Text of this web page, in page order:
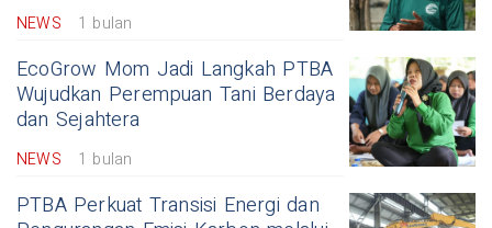
NEWS 1 bulan
EcoGrow Mom Jadi Langkah PTBA
Wujudkan Perempuan Tani Berdaya
dan Sejahtera
NEWS 1 bulan
PTBA Perkuat Transisi Energi dan